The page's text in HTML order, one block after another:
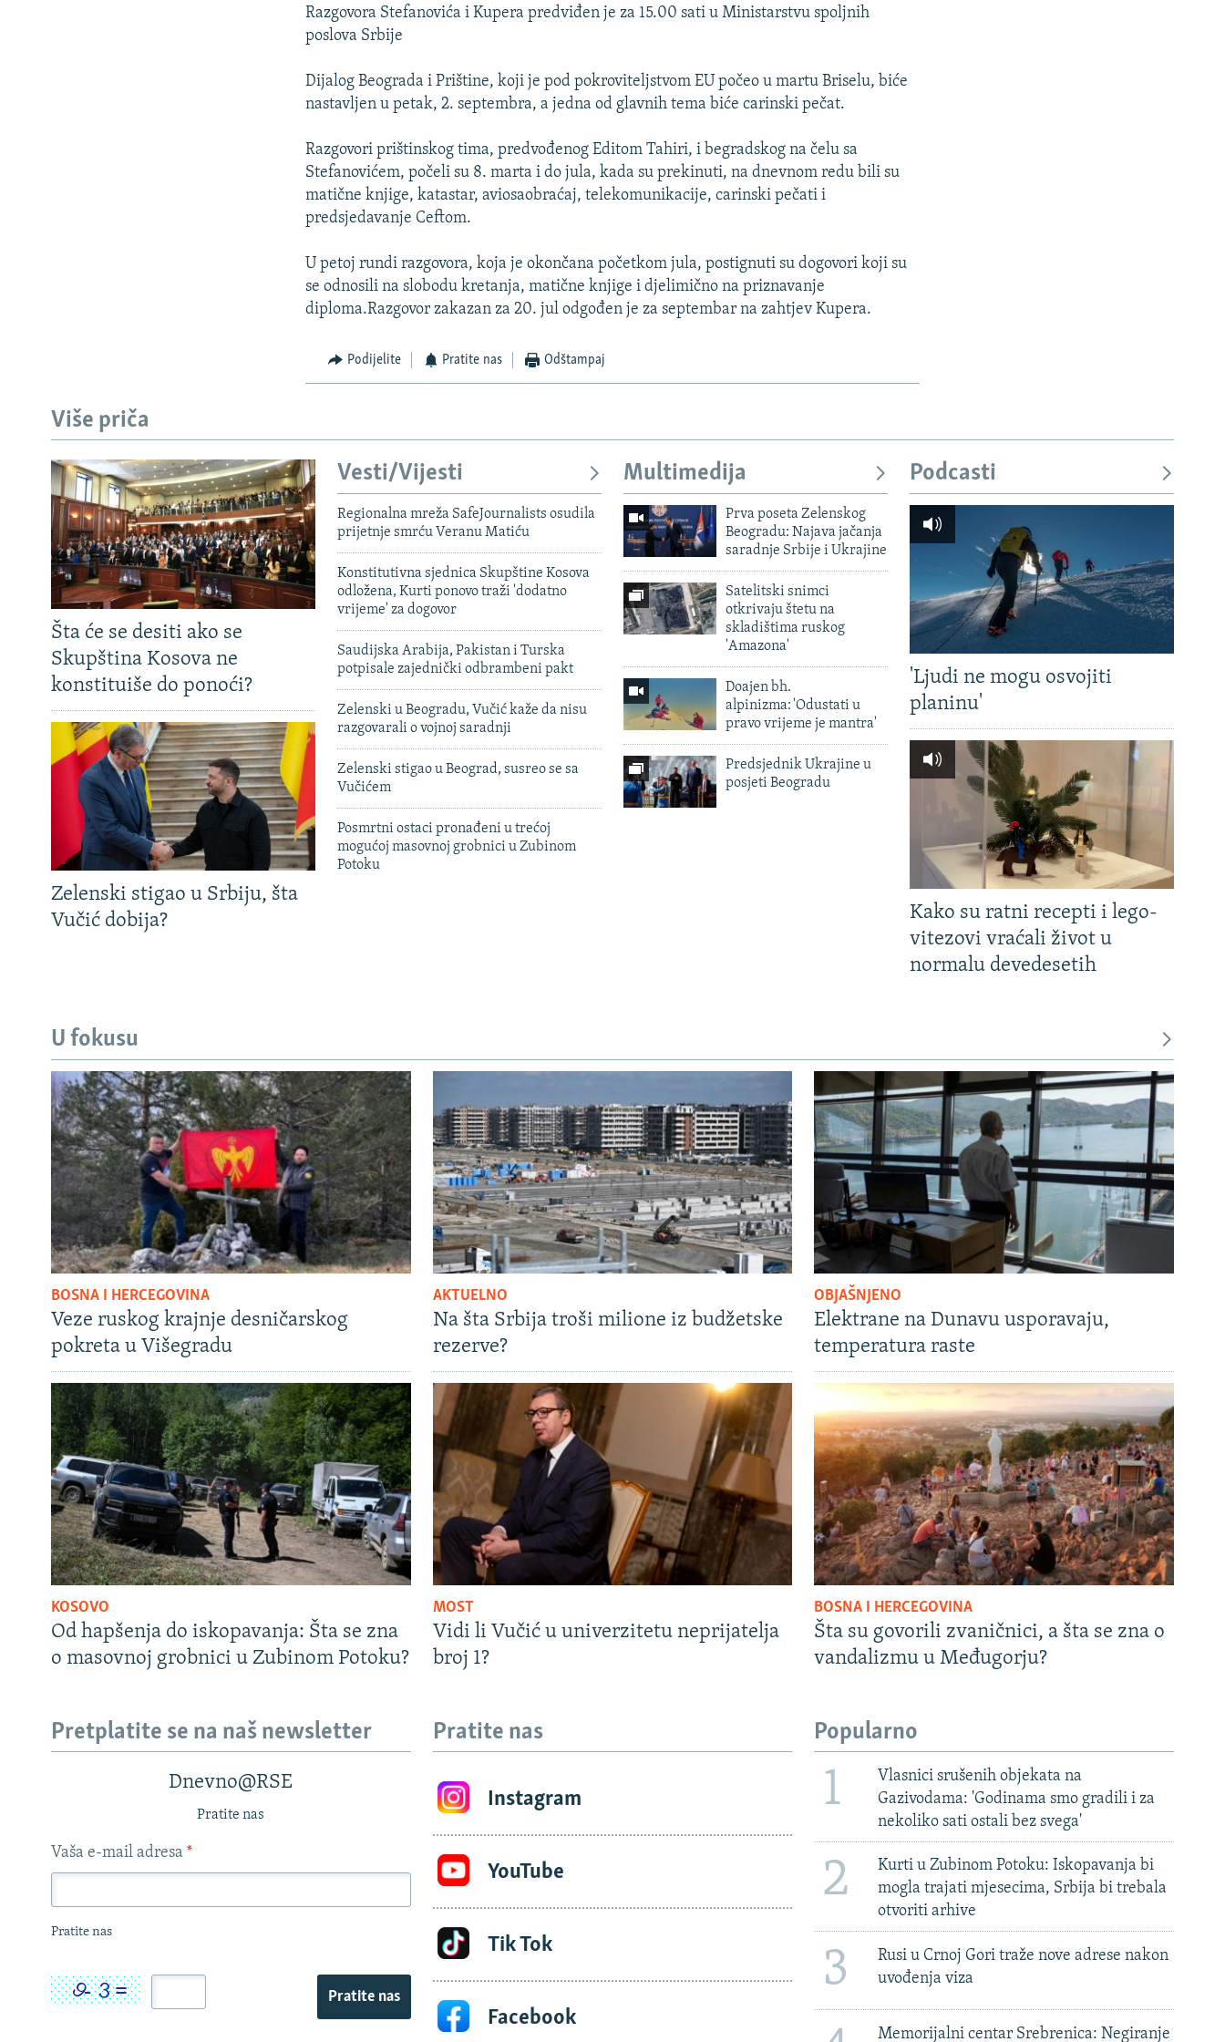
Razgovora Stefanovića i Kupera predviđen je za 15.00 sati u Ministarstvu spoljnih
poslova Srbije
Dijalog Beograda i Prištine, koji je pod pokroviteljstvom EU počeo u martu Briselu, biće
nastavljen u petak, 2. septembra, a jedna od glavnih tema biće carinski pečat.
Razgovori prištinskog tima, predvođenog Editom Tahiri, i begradskog na čelu sa
Stefanovićem, počeli su 8. marta i do jula, kada su prekinuti, na dnevnom redu bili su
matične knjige, katastar, aviosaobraćaj, telekomunikacije, carinski pečati i
predsjedavanje Ceftom.
U petoj rundi razgovora, koja je okončana početkom jula, postignuti su dogovori koji su
se odnosili na slobodu kretanja, matične knjige i djelimično na priznavanje
diploma.Razgovor zakazan za 20. jul odgođen je za septembar na zahtjev Kupera.
Podijelite Pratite nas Odštampaj
Više priča
Šta će se desiti ako se
Skupština Kosova ne
konstituiše do ponoći?
Zelenski stigao u Srbiju, šta
Vučić dobija?
Vesti/Vijesti
Regionalna mreža SafeJournalists osudila
prijetnje smrću Veranu Matiću
Konstitutivna sjednica Skupštine Kosova
odložena, Kurti ponovo traži 'dodatno
vrijeme' za dogovor
Saudijska Arabija, Pakistan i Turska
potpisale zajednički odbrambeni pakt
Zelenski u Beogradu, Vučić kaže da nisu
razgovarali o vojnoj saradnji
Zelenski stigao u Beograd, susreo se sa
Vučićem
Posmrtni ostaci pronađeni u trećoj
mogućoj masovnoj grobnici u Zubinom
Potoku
Multimedija
Prva poseta Zelenskog
Beogradu: Najava jačanja
saradnje Srbije i Ukrajine
Satelitski snimci
otkrivaju štetu na
skladištima ruskog
'Amazona'
Doajen bh.
alpinizma: 'Odustati u
pravo vrijeme je mantra'
Predsjednik Ukrajine u
posjeti Beogradu
Podcasti
'Ljudi ne mogu osvojiti
planinu'
Kako su ratni recepti i lego-
vitezovi vraćali život u
normalu devedesetih
U fokusu
BOSNA I HERCEGOVINA
Veze ruskog krajnje desničarskog
pokreta u Višegradu
AKTUELNO
Na šta Srbija troši milione iz budžetske
rezerve?
OBJAŠNJENO
Elektrane na Dunavu usporavaju,
temperatura raste
KOSOVO
Od hapšenja do iskopavanja: Šta se zna
o masovnoj grobnici u Zubinom Potoku?
MOST
Vidi li Vučić u univerzitetu neprijatelja
broj 1?
BOSNA I HERCEGOVINA
Šta su govorili zvaničnici, a šta se zna o
vandalizmu u Međugorju?
Pretplatite se na naš newsletter
Dnevno@RSE
Pratite nas
Vaša e-mail adresa *
Pratite nas
Pratite nas
Pratite nas
Instagram
YouTube
Tik Tok
Facebook
Popularno
1
Vlasnici srušenih objekata na
Gazivodama: 'Godinama smo gradili i za
nekoliko sati ostali bez svega'
2
Kurti u Zubinom Potoku: Iskopavanja bi
mogla trajati mjesecima, Srbija bi trebala
otvoriti arhive
3
Rusi u Crnoj Gori traže nove adrese nakon
uvođenja viza
Memorijalni centar Srebrenica: Negiranje